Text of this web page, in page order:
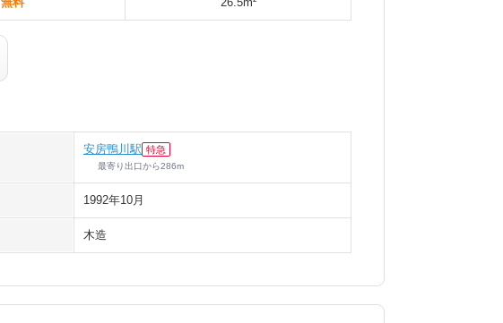
安房鴨川駅 特急
最寄り出口から286m
1992年10月
木造